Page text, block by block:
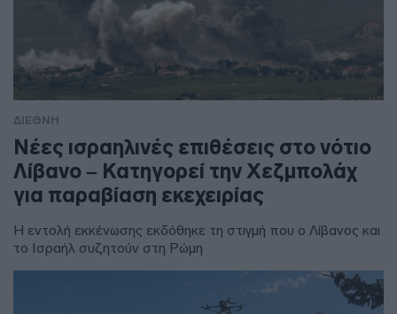
ΔΙΕΘΝΗ
Νέες ισραηλινές επιθέσεις στο νότιο
Λίβανο – Κατηγορεί την Χεζμπολάχ
για παραβίαση εκεχειρίας
Η εντολή εκκένωσης εκδόθηκε τη στιγμή που ο Λίβανος και
το Ισραήλ συζητούν στη Ρώμη